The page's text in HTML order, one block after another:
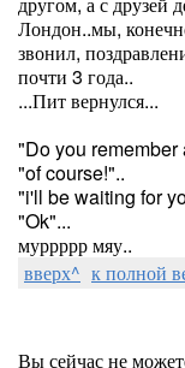
Лондон..мы,
звонил,
почти 3 года..
...Пит вернулся...
"Do you
"of course!"..
"i'll be waiting for
"Ok"...
муррррр мяу..
вверх^ к полной
Вы сейчас не